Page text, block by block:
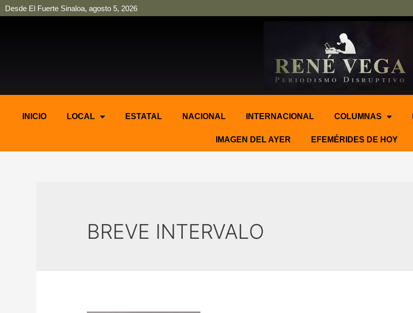
Desde El Fuerte Sinaloa, agosto 5, 2026
INICIO LOCAL ESTATAL NACIONAL INTERNACIONAL COLUMNAS
IMAGEN DEL AYER EFEMÉRIDES DE HOY
BREVE INTERVALO